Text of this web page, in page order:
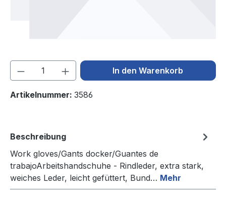
Produkt Anzahl: Gib denIn den Warenkorb
Artikelnummer: 3586
Beschreibung
Work gloves/Gants docker/Guantes de
trabajoArbeitshandschuhe - Rindleder, extra stark,
weiches Leder, leicht gefüttert, Bund… Mehr